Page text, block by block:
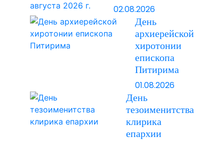
02.08.2026
День
архиерейской
хиротонии
епископа
Питирима
01.08.2026
День
тезоименитства
клирика
епархии